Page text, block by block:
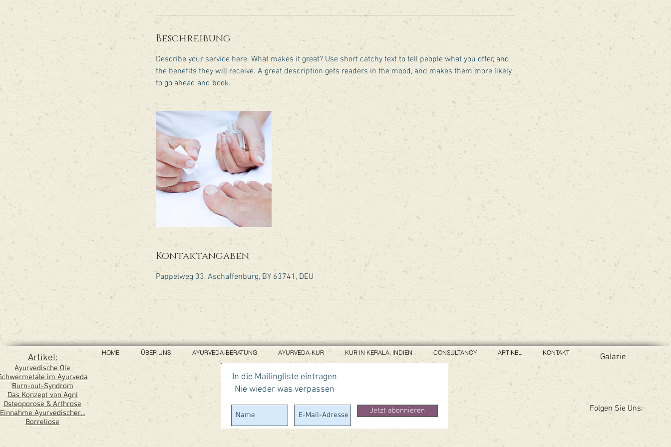
Beschreibung
Describe your service here. What makes it great? Use short catchy text to tell people what you offer, and
the benefits they will receive. A great description gets readers in the mood, and makes them more likely
to go ahead and book.
Kontaktangaben
Pappelweg 33, Aschaffenburg, BY 63741, DEU
Artikel:
Ayurvedische Öle
im Ayurveda
Burn-out-Syndrom
Das Konzept von Agni
Osteoporose & Arthrose
Einnahme Ayurvedischer...
Borreliose
HOME ÜBER UNS AYURVEDA-BERATUNG AYURVEDA-KUR KUR IN KERALA, INDIEN CONSULTANCY ARTIKEL KONTAKT Galarie
In die Mailingliste eintragen
Nie wieder was verpassen
Jetzt abonnieren Folgen Sie Uns: